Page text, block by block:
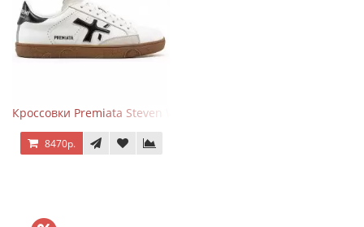
Кроссовки Premiata Steven White Black
8470р.